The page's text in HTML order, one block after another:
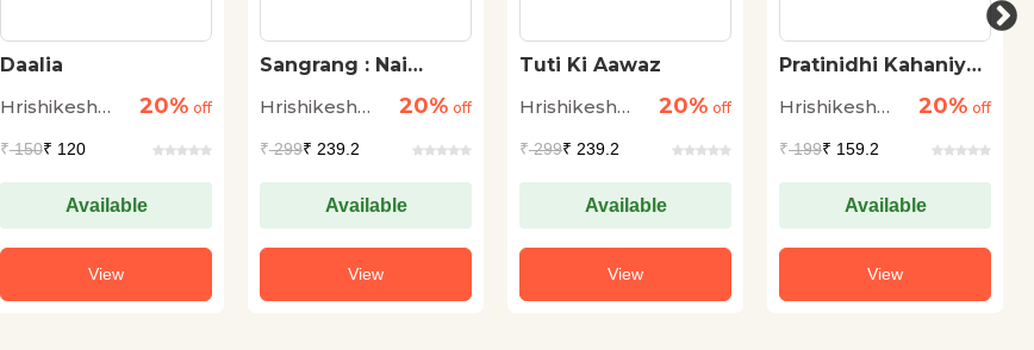
Daalia
Hrishikesh
20% off
₹150₹ 120
Available
View
Sangrang : Nai
Rangkarmiyon Ki
Hrishikesh
20% off
₹299₹ 239.2
Available
View
Tuti Ki Aawaz
Hrishikesh
20% off
₹299₹ 239.2
Available
View
Pratinidhi Kahaniyan
Hrishikesh
20% off
₹199₹ 159.2
Available
View